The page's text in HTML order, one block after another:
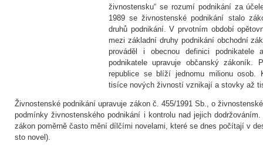
živnostensku“ se rozumí podnikání za
1989 se živnostenské podnikání stalo
druhů podnikání. V prvotním období
mezi základní druhy podnikání obchodní
prováděl i obecnou definici podnikatele
podnikatele upravuje občanský zákoník.
republice se blíží jednomu milionu osob.
tisíce nových živností vznikají a stovky až
Živnostenské podnikání upravuje zákon č. 455/1991 Sb., o
podmínky živnostenského podnikání i kontrolu nad jejich
zákon poměrně často mění dílčími novelami, které se dnes počítají v
sto novel).